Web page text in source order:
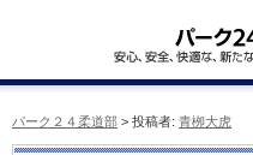
パーク２４柔道部 > 投稿者: 青栁大虎